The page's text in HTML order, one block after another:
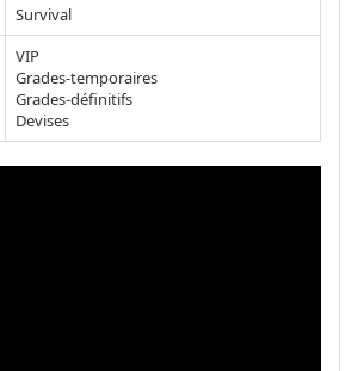
Survival
VIP
Grades-temporaires
Grades-définitifs
Devises